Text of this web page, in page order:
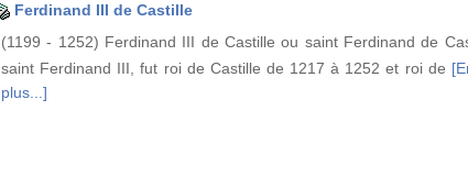
Ferdinand III de Castille
(1199 - 1252) Ferdinand III de Castille ou saint Ferdinand de
saint Ferdinand III, fut roi de Castille de 1217 à 1252 et roi de
plus...]